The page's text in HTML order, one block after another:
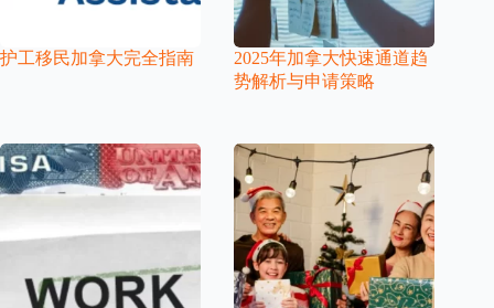
护工移民加拿大完全指南
2025年加拿大快速通道趋
势解析与申请策略